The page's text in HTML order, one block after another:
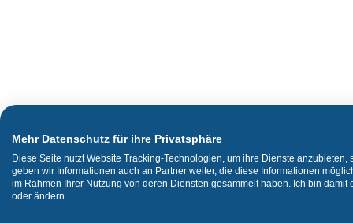
Mehr Datenschutz für ihre Privatsphäre
Diese Seite nutzt Website Tracking-Technologien, um ihre Dienste
geben wir Informationen auch an Partner weiter, die diese Informationen
im Rahmen Ihrer Nutzung von deren Diensten gesammelt haben. Ich bin
oder ändern.